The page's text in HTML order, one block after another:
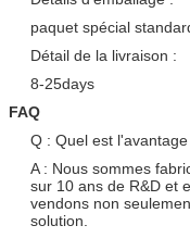
paquet spécial
Détail de la livraison :
8-25days
FAQ
Q : Quel est
A : Nous sommes
sur 10 ans de R&D et
vendons non
solution.